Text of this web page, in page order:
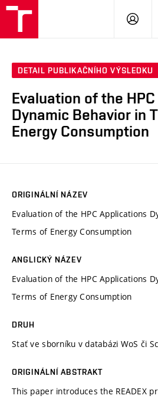
DETAIL PUBLIKAČNÍHO VÝSLEDKU
Evaluation of the
Dynamic Behavior in
Energy Consumption
ORIGINÁLNÍ NÁZEV
Evaluation of the HPC Applications
Terms of Energy Consumption
ANGLICKÝ NÁZEV
Evaluation of the HPC Applications
Terms of Energy Consumption
DRUH
Stať ve sborníku v databázi WoS či
ORIGINÁLNÍ ABSTRAKT
This paper introduces the READEX